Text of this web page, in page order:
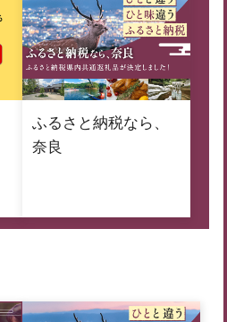
ふるさと納税なら、
奈良